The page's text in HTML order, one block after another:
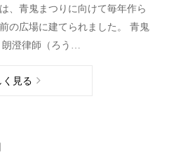
、青鬼まつりに向けて毎年作ら
の広場に建てられました。 青鬼
澄律師（ろう…
く見る